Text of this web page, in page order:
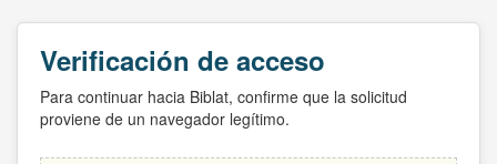
Verificación de acceso
Para continuar hacia Biblat, confirme que la solicitud
proviene de un navegador legítimo.